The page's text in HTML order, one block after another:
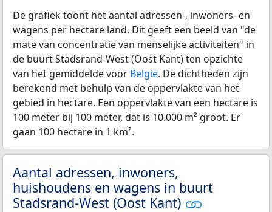
De grafiek toont het aantal adressen-, inwoners- en
wagens per hectare land. Dit geeft een beeld van "de
mate van concentratie van menselijke activiteiten" in
de buurt Stadsrand-West (Oost Kant) ten opzichte
van het gemiddelde voor België. De dichtheden zijn
berekend met behulp van de oppervlakte van het
gebied in hectare. Een oppervlakte van een hectare is
100 meter bij 100 meter, dat is 10.000 m² groot. Er
gaan 100 hectare in 1 km².
Aantal adressen, inwoners,
huishoudens en wagens in buurt
Stadsrand-West (Oost Kant)